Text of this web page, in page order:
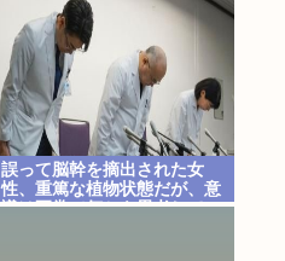
誤って脳幹を摘出された女
性、重篤な植物状態だが、意
識は正常で何かを思考してい